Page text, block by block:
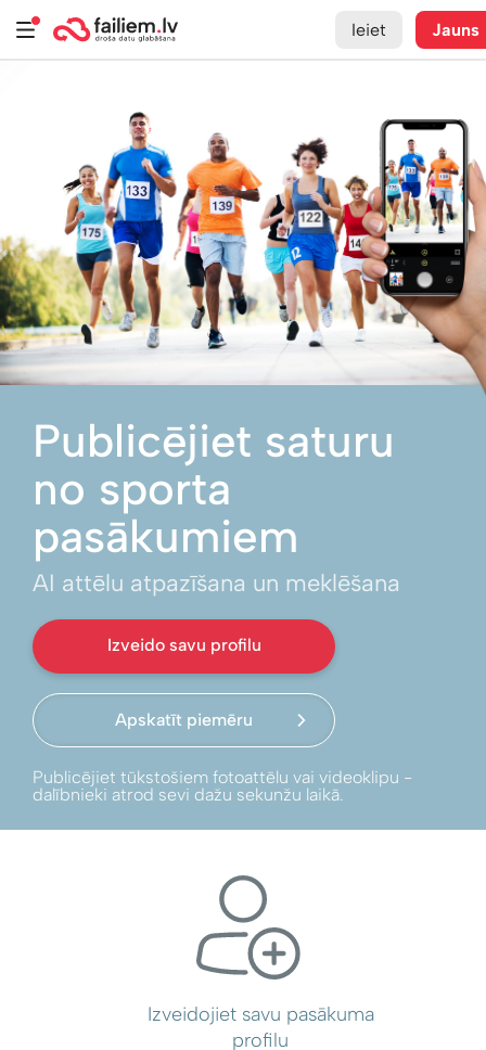
Ieiet Jauns
Publicējiet saturu
no sporta
pasākumiem
AI attēlu atpazīšana un meklēšana
Izveido savu profilu
Apskatīt piemēru
Publicējiet tūkstošiem fotoattēlu vai videoklipu -
dalībnieki atrod sevi dažu sekunžu laikā.
Izveidojiet savu pasākuma
profilu